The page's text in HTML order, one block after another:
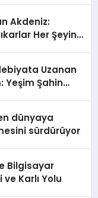
Akdeniz:
Her Şeyin
Uzanan
Yeşim Şahin
dünyaya
sürdürüyor
Bilgisayar
Karlı Yolu